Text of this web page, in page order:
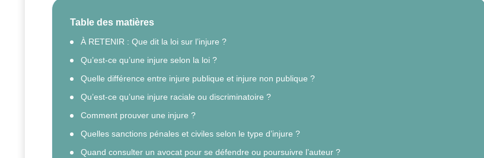
Table des matières
À RETENIR : Que dit la loi sur l’injure ?
Qu’est-ce qu’une injure selon la loi ?
Quelle différence entre injure publique et injure non publique ?
Qu’est-ce qu’une injure raciale ou discriminatoire ?
Comment prouver une injure ?
Quelles sanctions pénales et civiles selon le type d’injure ?
Quand consulter un avocat pour se défendre ou poursuivre l’auteur ?